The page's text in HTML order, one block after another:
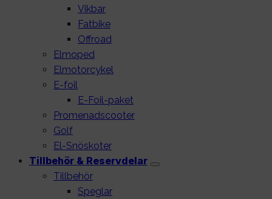
Vikbar
Fatbike
Offroad
Elmoped
Elmotorcykel
E-foil
E-Foil-paket
Promenadscooter
Golf
El-Snöskoter
Tillbehör & Reservdelar
Tillbehör
Speglar